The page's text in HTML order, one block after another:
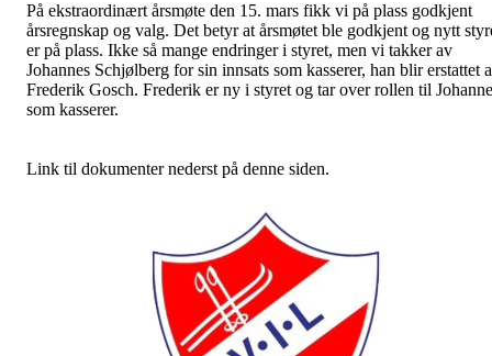
På ekstraordinært årsmøte den 15. mars fikk vi på plass godkjent
årsregnskap og valg. Det betyr at årsmøtet ble godkjent og nytt
er på plass. Ikke så mange endringer i styret, men vi takker av
Johannes Schjølberg for sin innsats som kasserer, han blir erstattet
Frederik Gosch. Frederik er ny i styret og tar over rollen til
som kasserer.
Link til dokumenter nederst på denne siden.